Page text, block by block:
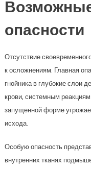
опасности
Отсутствие
к осложнениям. Главная
гнойника в глубокие слои
крови, системным
запущенной форме
исхода.
Особую опасность
внутренних тканях